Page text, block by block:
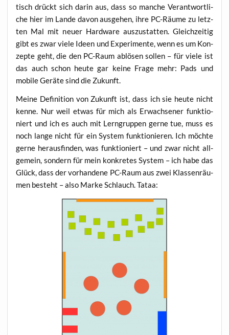
tisch drückt sich dar­in aus, dass so man­che Ver­ant­wort­li­
che hier im Lan­de davon aus­ge­hen, ihre PC-Räu­me zu letz­
ten Mal mit neu­er Hard­ware aus­zu­stat­ten. Gleich­zei­tig
gibt es zwar vie­le Ideen und Expe­ri­men­te, wenn es um Kon­
zep­te geht, die den PC-Raum ablö­sen sol­len – für vie­le ist
das auch schon heu­te gar kei­ne Fra­ge mehr: Pads und
mobi­le Gerä­te sind die Zukunft.
Mei­ne Defi­ni­ti­on von Zukunft ist, dass ich sie heu­te nicht
ken­ne. Nur weil etwas für mich als Erwach­se­ner funk­tio­
niert und ich es auch mit Lern­grup­pen ger­ne tue, muss es
noch lan­ge nicht für ein Sys­tem funk­tio­nie­ren. Ich möch­te
ger­ne her­aus­fin­den, was funk­tio­niert – und zwar nicht all­
ge­mein, son­dern für mein kon­kre­tes Sys­tem – ich habe das
Glück, dass der vor­han­de­ne PC-Raum aus zwei Klas­sen­räu­
men besteht – also Mar­ke Schlauch. Tataa: